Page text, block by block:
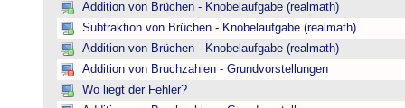
Addition von Brüchen - Knobelaufgabe (realmath)
Subtraktion von Brüchen - Knobelaufgabe (realmath)
Addition von Brüchen - Knobelaufgabe (realmath)
Addition von Bruchzahlen - Grundvorstellungen
Wo liegt der Fehler?